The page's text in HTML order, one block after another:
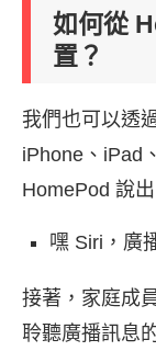
如何從
置？
我們也可以透
iPhone、iPad
HomePod 說出
嘿 Siri，廣
接著，家庭成
聆聽廣播訊息